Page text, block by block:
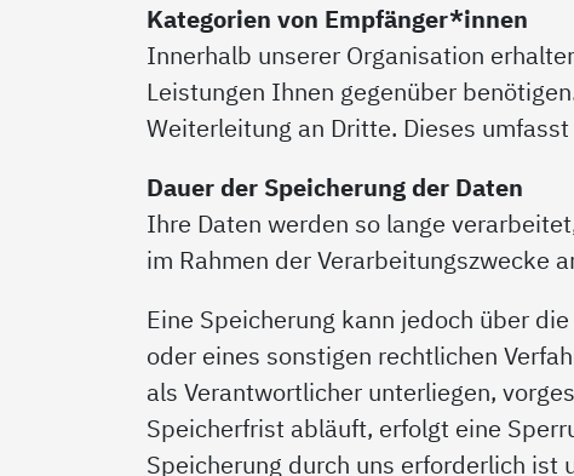
Kategorien von Empfänger*innen
Innerhalb unserer Organisation
Leistungen Ihnen gegenüber
Weiterleitung an Dritte. Dieses
Dauer der Speicherung der Daten
Ihre Daten werden so lange
im Rahmen der Verarbeitungszwecke
Eine Speicherung kann jedoch über
oder eines sonstigen rechtlichen
als Verantwortlicher unterliegen,
Speicherfrist abläuft, erfolgt eine
Speicherung durch uns erforderlich ist